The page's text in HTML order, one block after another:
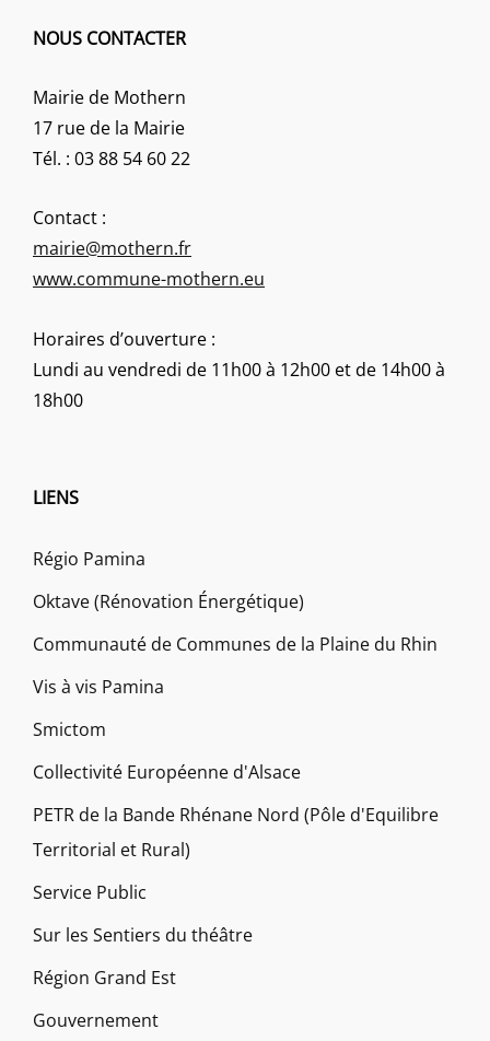
NOUS CONTACTER
Mairie de Mothern
17 rue de la Mairie
Tél. : 03 88 54 60 22
Contact :
mairie@mothern.fr
www.commune-mothern.eu
Horaires d’ouverture :
Lundi au vendredi de 11h00 à 12h00 et de 14h00 à
18h00
LIENS
Régio Pamina
Oktave (Rénovation Énergétique)
Communauté de Communes de la Plaine du Rhin
Vis à vis Pamina
Smictom
Collectivité Européenne d'Alsace
PETR de la Bande Rhénane Nord (Pôle d'Equilibre
Territorial et Rural)
Service Public
Sur les Sentiers du théâtre
Région Grand Est
Gouvernement